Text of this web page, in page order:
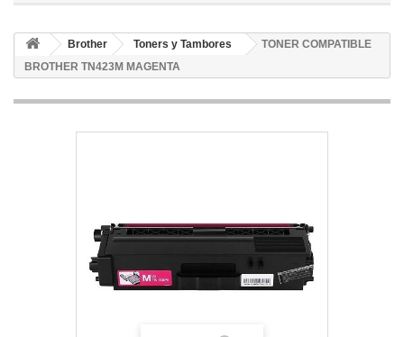
Brother Toners y Tambores
TONER COMPATIBLE
BROTHER TN423M MAGENTA